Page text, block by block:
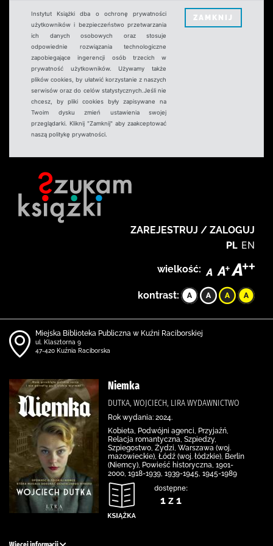
Instytut Książki dba o ochronę prywatności
użytkowników i bezpieczeństwo przetwarzania
ich danych osobowych oraz stosuje
odpowiednie rozwiązania technologiczne
zapobiegające ingerencji osób trzecich w
prywatność użytkowników. Używamy także
plików cookies, by ułatwić korzystanie z naszych
serwisów oraz do celów statystycznych.Jeśli nie
chcesz, by pliki cookies były zapisywane na
Twoim dysku zmień ustawienia swojej
przeglądarki. Kliknij "Zamknij" aby zaakceptować
naszą politykę prywatności.
ZAMKNIJ
ZAREJESTRUJ / ZALOGUJ
PL EN
wielkość:
kontrast:
Miejska Biblioteka Publiczna w Kuźni Raciborskiej
ul. Klasztorna 9
47-420 Kuźnia Raciborska
Niemka
DUTKA, WOJCIECH, LIRA WYDAWNICTWO
Rok wydania: 2024.
Kobieta, Podwójni agenci, Przyjaźń,
Relacja romantyczna, Szpiedzy,
Szpiegostwo, Żydzi, Warszawa (woj.
mazowieckie), Łódź (woj. łódzkie), Berlin
(Niemcy), Powieść historyczna, 1901-
2000, 1918-1939, 1939-1945, 1945-1989
dostępne:
1 z 1